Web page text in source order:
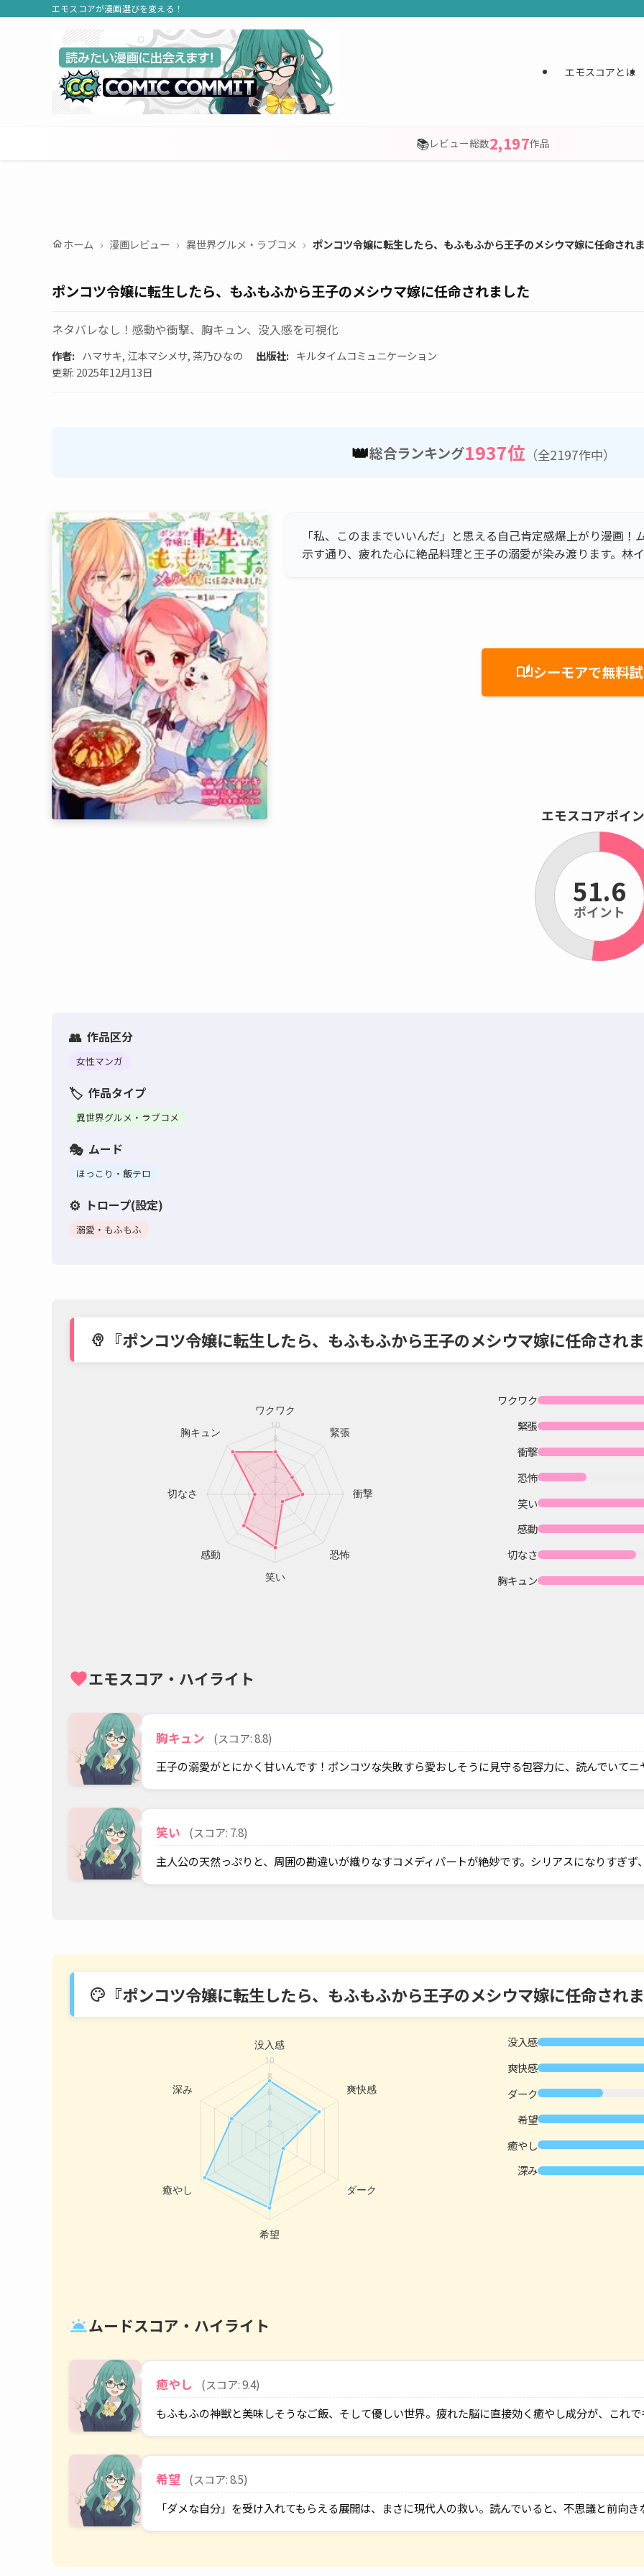
エモスコアが漫画選びを変える！
エモスコアとは
📚レビュー総数2,197作品
homeホーム 漫画レビュー 異世界グルメ・ラブコメ ポンコツ令嬢に転生したら、もふもふから王子のメシウマ嫁に任命され
ポンコツ令嬢に転生したら、もふもふから王子のメシウマ嫁に任命されました
ネタバレなし！感動や衝撃、胸キュン、没入感を可視化
作者: ハマサキ, 江本マシメサ, 茶乃ひなの 出版社: キルタイムコミュニケーション
更新: 2025年12月13日
👑総合ランキング1937位（全2197作中）
「私、このままでいいんだ」と思える自己肯定感爆上がり漫画！
示す通り、疲れた心に絶品料理と王子の溺愛が染み渡ります。林
auto_storiesシーモアで無料
エモスコアポイ
51.6
ポイント
作品区分
女性マンガ
作品タイプ
異世界グルメ・ラブコメ
ムード
ほっこり・飯テロ
トロープ(設定)
溺愛・もふもふ
psychology 『ポンコツ令嬢に転生したら、もふもふから王子のメシウマ嫁に任命され
ワクワク
緊張
衝撃
恐怖
笑い
感動
切なさ
胸キュン
favoriteエモスコア・ハイライト
胸キュン
(スコア: 8.8)
王子の溺愛がとにかく甘いんです！ポンコツな失敗すら愛おしそうに見守る包容力に、読んでいてニ
笑い
(スコア: 7.8)
主人公の天然っぷりと、周囲の勘違いが織りなすコメディパートが絶妙です。シリアスになりすぎず
palette 『ポンコツ令嬢に転生したら、もふもふから王子のメシウマ嫁に任命され
没入感
爽快感
ダーク
希望
癒やし
深み
wb_twilightムードスコア・ハイライト
癒やし
(スコア: 9.4)
もふもふの神獣と美味しそうなご飯、そして優しい世界。疲れた脳に直接効く癒やし成分が、これで
希望
(スコア: 8.5)
「ダメな自分」を受け入れてもらえる展開は、まさに現代人の救い。読んでいると、不思議と前向き